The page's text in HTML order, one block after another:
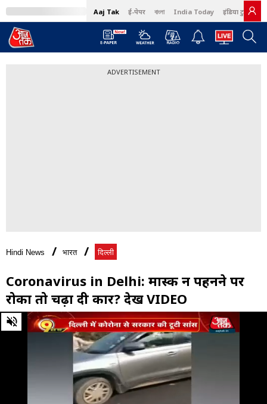
Aaj Tak ई-पेपर বাংলা India Today इंडिया टुडे हिंदी
ADVERTISEMENT
Hindi News भारत दिल्ली
Coronavirus in Delhi: मास्क न पहनने पर
रोका तो चढ़ा दी कार? देखें VIDEO
0
of